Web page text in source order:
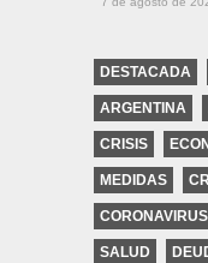
DESTACADA
ARGENTINA
CRISIS
MEDIDAS
CORONAVIRUS
SALUD